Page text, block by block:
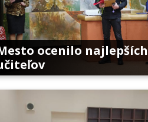
ocenilo najlepších